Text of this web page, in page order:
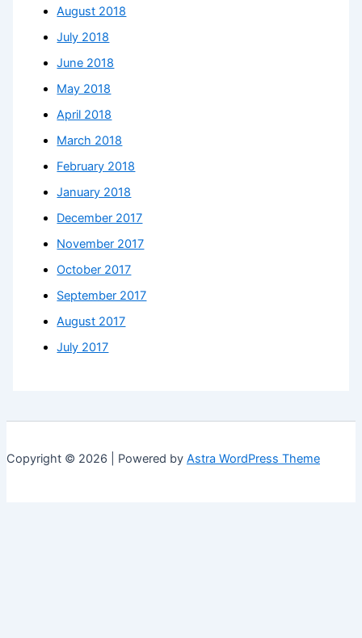
August 2018
July 2018
June 2018
May 2018
April 2018
March 2018
February 2018
January 2018
December 2017
November 2017
October 2017
September 2017
August 2017
July 2017
Copyright © 2026 | Powered by Astra WordPress Theme